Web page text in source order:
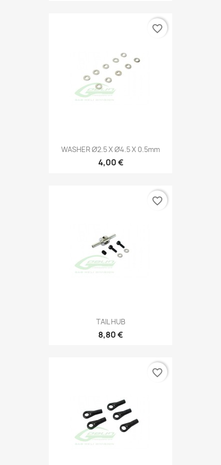
WASHER Ø2.5 X Ø4.5 X 0.5mm
4,00 €
favorite_border
TAIL HUB
8,80 €
favorite_border
favorite_border